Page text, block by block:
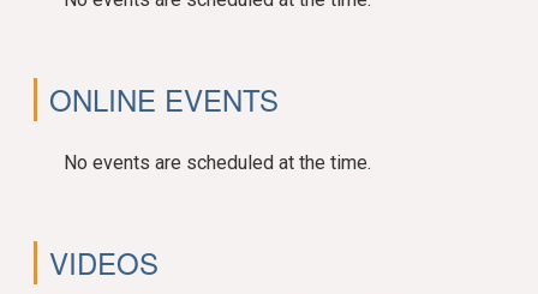
ONLINE EVENTS
No events are scheduled at the time.
VIDEOS